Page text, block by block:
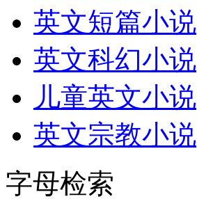
英文短篇小说
英文科幻小说
儿童英文小说
英文宗教小说
字母检索